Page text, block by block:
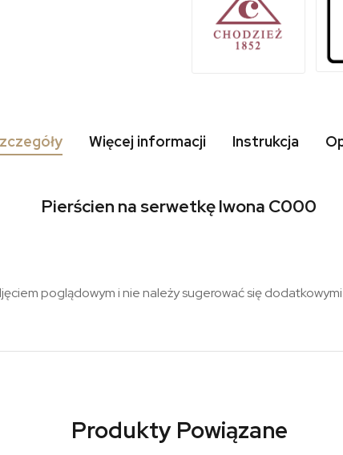
Pierścien na serwetkę Iwona C000
poglądowym i nie należy sugerować się
Więcej informacji Instrukcja
Produkty Powiązane